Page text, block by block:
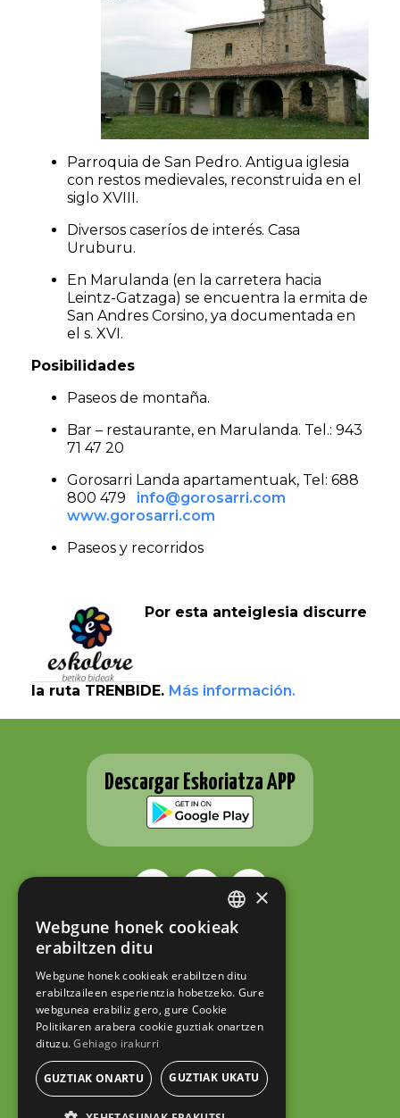
Parroquia de San Pedro. Antigua iglesia
con restos medievales, reconstruida en el
siglo XVIII.
Diversos caseríos de interés. Casa
Uruburu.
En Marulanda (en la carretera hacia
Leintz-Gatzaga) se encuentra la ermita de
San Andres Corsino, ya documentada en
el s. XVI.
Posibilidades
Paseos de montaña.
Bar – restaurante, en Marulanda. Tel.: 943
71 47 20
Gorosarri Landa apartamentuak, Tel: 688
800 479
info@gorosarri.com
www.gorosarri.com
Paseos y recorridos
Por esta anteiglesia discurre
la ruta TRENBIDE. Más información.
Descargar Eskoriatza APP
ESKORIATZAKO UDALA
Fernando Eskoriatza plaza 1
Tel.: 943 71 44 07
hazi@eskoriatza.eus
Contacto
Aviso legal
Política de privacidad
Política de cookies
BASQUE
×
Webgune honek cookieak
erabiltzen ditu
Webgune honek cookieak erabiltzen ditu
erabiltzaileen esperientzia hobetzeko. Gure
webgunea erabiliz gero, gure Cookie
Politikaren arabera cookie guztiak onartzen
dituzu. Gehiago irakurri
GUZTIAK ONARTU GUZTIAK UKATU